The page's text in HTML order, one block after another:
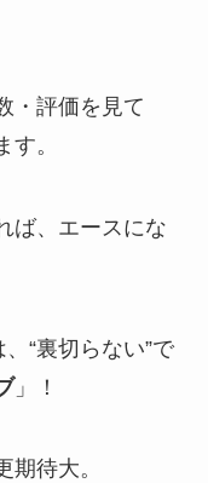
・評価を見て
。
ば、エースにな
“裏切らない”で
」！
待大。